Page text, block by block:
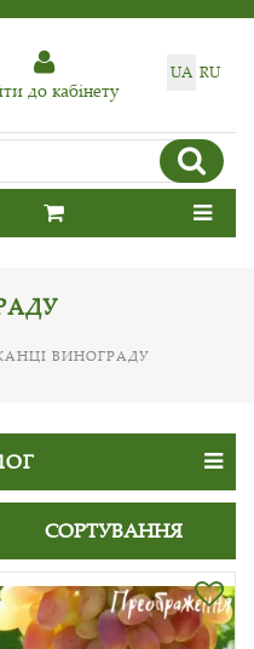
UA RU
до кабiнету
ВИНОГРАДУ
СОРТУВАННЯ